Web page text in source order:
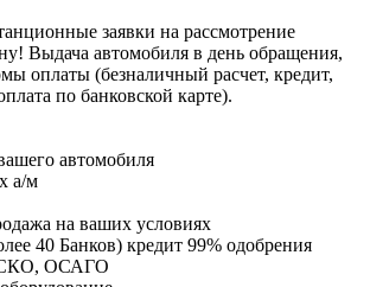
заявки на рассмотрение
Выдача автомобиля в день обращения,
оплаты (безналичный расчет, кредит,
по банковской карте).
автомобиля
а/м
на ваших условиях
40 Банков) кредит 99% одобрения
ОСАГО